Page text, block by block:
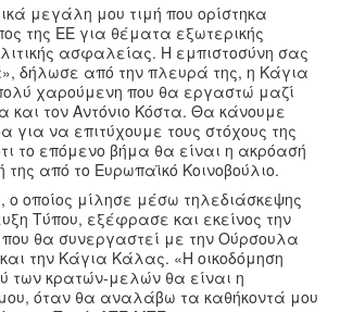
μεγάλη μου τιμή που ορίστηκα
της ΕΕ για θέματα εξωτερικής
ασφαλείας. Η εμπιστοσύνη σας
δήλωσε από την πλευρά της, η Κάγια
χαρούμενη που θα εργαστώ μαζί
και τον Αντόνιο Κόστα. Θα κάνουμε
για να επιτύχουμε τους στόχους της
το επόμενο βήμα θα είναι η ακρόασή
της από το Ευρωπαϊκό Κοινοβούλιο.
ο οποίος μίλησε μέσω τηλεδιάσκεψης
Τύπου, εξέφρασε και εκείνος την
που θα συνεργαστεί με την Ούρσουλα
την Κάγια Κάλας. «H οικοδόμηση
των κρατών-μελών θα είναι η
όταν θα αναλάβω τα καθήκοντά μου